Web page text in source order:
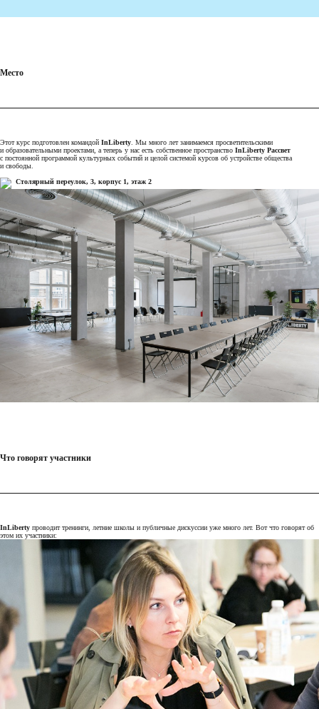
Место
Этот курс подготовлен командой InLiberty . Мы много лет занимаемся просветительскими
и образовательными проектами, а теперь у нас есть собственное пространство InLiberty Рассвет
с постоянной программой культурных событий и целой системой курсов об устройстве общества
и свободы.
Столярный переулок, 3, корпус 1, этаж 2
Что говорят участники
InLiberty проводит тренинги, летние школы и публичные дискуссии уже много лет. Вот что говорят об
этом их участники: